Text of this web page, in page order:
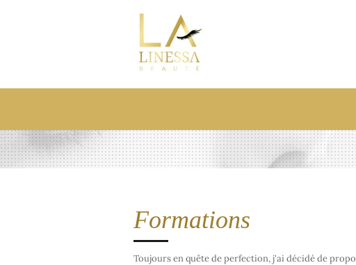
Formations
Toujours en quête de perfection, j'ai décidé de